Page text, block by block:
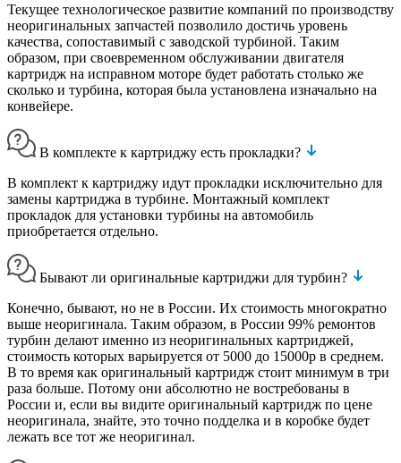
Текущее технологическое развитие компаний по производству
неоригинальных запчастей позволило достичь уровень
качества, сопоставимый с заводской турбиной. Таким
образом, при своевременном обслуживании двигателя
картридж на исправном моторе будет работать столько же
сколько и турбина, которая была установлена изначально на
конвейере.
В комплекте к картриджу есть прокладки?
В комплект к картриджу идут прокладки исключительно для
замены картриджа в турбине. Монтажный комплект
прокладок для установки турбины на автомобиль
приобретается отдельно.
Бывают ли оригинальные картриджи для турбин?
Конечно, бывают, но не в России. Их стоимость многократно
выше неоригинала. Таким образом, в России 99% ремонтов
турбин делают именно из неоригинальных картриджей,
стоимость которых варьируется от 5000 до 15000р в среднем.
В то время как оригинальный картридж стоит минимум в три
раза больше. Потому они абсолютно не востребованы в
России и, если вы видите оригинальный картридж по цене
неоригинала, знайте, это точно подделка и в коробке будет
лежать все тот же неоригинал.